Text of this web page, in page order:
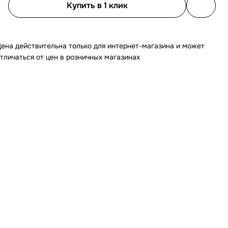
Купить в 1 клик
действительна только для интернет-магазина и может
от цен в розничных магазинах